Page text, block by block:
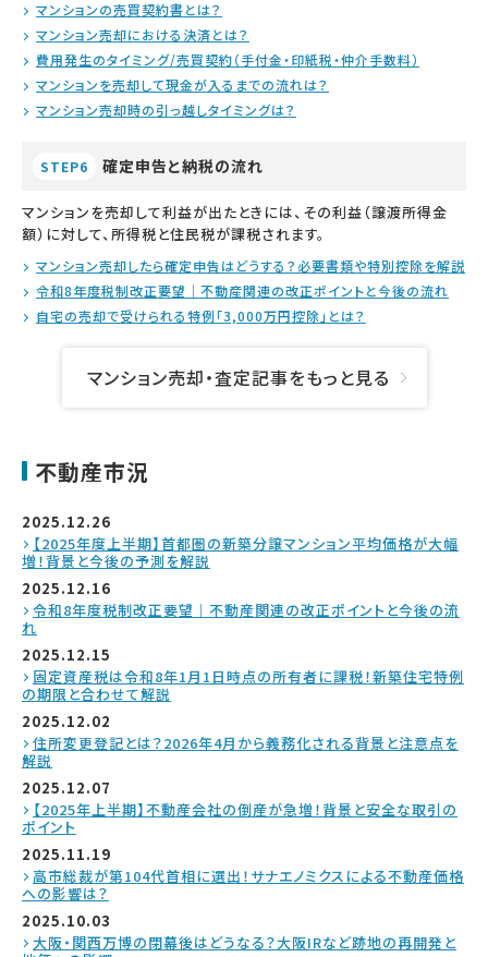
マンションの売買契約書とは？
マンション売却における決済とは？
費用発生のタイミング/売買契約（手付金・印紙税・仲介手数料）
マンションを売却して現金が入るまでの流れは？
マンション売却時の引っ越しタイミングは？
STEP6 確定申告と納税の流れ
マンションを売却して利益が出たときには、その利益（譲渡所得金
額）に対して、所得税と住民税が課税されます。
マンション売却したら確定申告はどうする？必要書類や特別控除を解説
令和8年度税制改正要望｜不動産関連の改正ポイントと今後の流れ
自宅の売却で受けられる特例「3,000万円控除」とは？
マンション売却・査定記事をもっと見る
不動産市況
2025.12.26
【2025年度上半期】首都圏の新築分譲マンション平均価格が大幅
増！背景と今後の予測を解説
2025.12.16
令和8年度税制改正要望｜不動産関連の改正ポイントと今後の流
れ
2025.12.15
固定資産税は令和8年1月1日時点の所有者に課税！新築住宅特例
の期限と合わせて解説
2025.12.02
住所変更登記とは？2026年4月から義務化される背景と注意点を
解説
2025.12.07
【2025年上半期】不動産会社の倒産が急増！背景と安全な取引の
ポイント
2025.11.19
高市総裁が第104代首相に選出！サナエノミクスによる不動産価格
への影響は？
2025.10.03
大阪・関西万博の閉幕後はどうなる？大阪IRなど跡地の再開発と